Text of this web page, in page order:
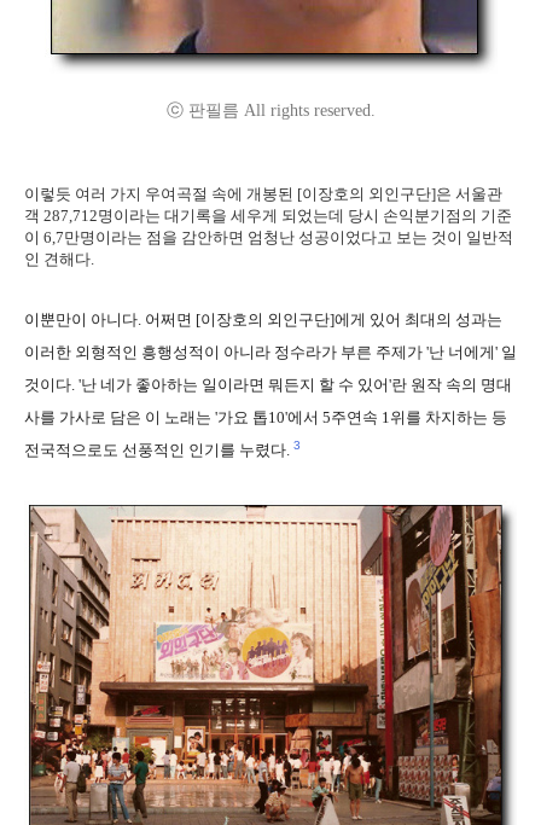
ⓒ 판필름 All rights reserved.
이렇듯 여러 가지 우여곡절 속에 개봉된 [이장호의 외인구단]은 서울관
객 287,712명이라는 대기록을 세우게 되었는데 당시 손익분기점의 기준
이 6,7만명이라는 점을 감안하면 엄청난 성공이었다고 보는 것이 일반적
인 견해다.
이뿐만이 아니다. 어쩌면 [이장호의 외인구단]에게 있어 최대의 성과는
이러한 외형적인 흥행성적이 아니라 정수라가 부른 주제가 '난 너에게' 일
것이다. '난 네가 좋아하는 일이라면 뭐든지 할 수 있어'란 원작 속의 명대
사를 가사로 담은 이 노래는 '가요 톱10'에서 5주연속 1위를 차지하는 등
전국적으로도 선풍적인 인기를 누렸다. 3